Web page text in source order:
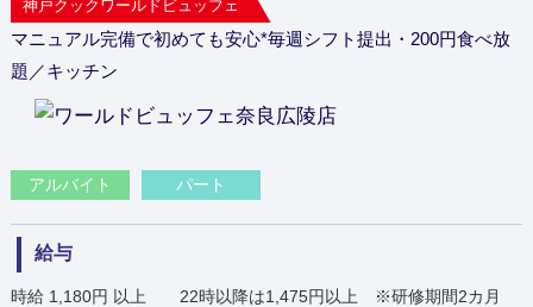
神戸クックワールドビュッフェ
マニュアル完備で初めても安心*毎週シフト提出・200円食べ放
題／キッチン
アルバイト パート
給与
時給 1,180円 以上 22時以降は1,475円以上 ※研修期間2カ月